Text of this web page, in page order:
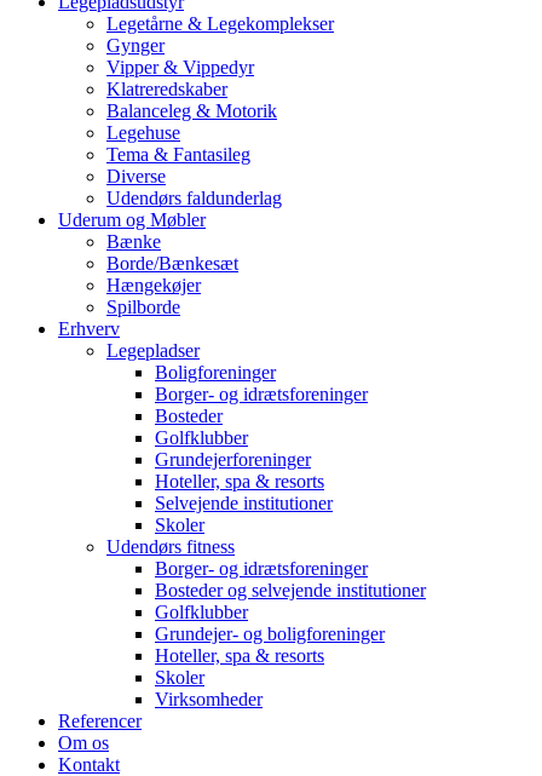
Legetårne & Legekomplekser
Gynger
Vipper & Vippedyr
Klatreredskaber
Balanceleg & Motorik
Legehuse
Tema & Fantasileg
Diverse
Udendørs faldunderlag
Uderum og Møbler
Bænke
Borde/Bænkesæt
Hængekøjer
Spilborde
Erhverv
Legepladser
Boligforeninger
Borger- og idrætsforeninger
Bosteder
Golfklubber
Grundejerforeninger
Hoteller, spa & resorts
Selvejende institutioner
Skoler
Udendørs fitness
Borger- og idrætsforeninger
Bosteder og selvejende institutioner
Golfklubber
Grundejer- og boligforeninger
Hoteller, spa & resorts
Skoler
Virksomheder
Referencer
Om os
Kontakt